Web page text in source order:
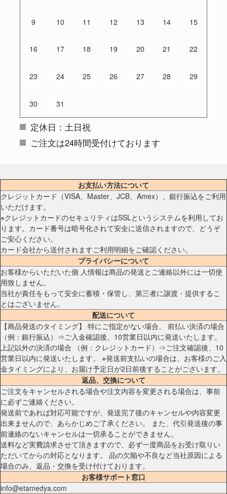
9 10 11 12 13 14 15
16 17 18 19 20 21 22
23 24 25 26 27 28 29
30 31
定休日：土日祝
ご注文は24時間受付けております
お支払い方法について
クレジットカード（VISA、Master、JCB、Amex）、銀行振込をご利用
いただけます。
※クレジットカードのセキュリティはSSLというシステムを利用してお
ります。カード番号は暗号化されて安全に送信されますので、どうぞ
ご安心ください。
カード会社から送付されますご利用明細をご確認ください。
プライバシーについて
お客様からいただいた個 人情報は商品の発送とご連絡以外には一切使
用致しません。
当社が責任をもって安全に蓄積・保管し、第三者に譲渡・提供するこ
とはございません。
配送について
【商品発送のタイミング】 特にご指定がない場合、 前払い決済の場合
（例：銀行振込）⇒ご入金確認後、10営業日以内に発送いたします。
上記以外の決済の場合 （例：クレジットカード）⇒ご注文確認後、10
営業日以内に発送いたします。 ※発送前支払いの場合は、お客様のご入
金タイミングにより、お届け予定日が2日前後することがございます。
返品、交換について
ご注文をキャンセルされる場合や注文内容を変更される場合は、事前
に必ずご連絡ください。
発送前であれば対応可能ですが、発送完了後のキャンセルや内容変更
出来ませんので、あらかじめご了承ください。 また、代引発送後の事
前連絡のないキャンセルは一切承ることができません。
送料など実費請求させて頂きますので、必ず一度商品をお受け取りい
ただいてからの対応となります。 品の欠陥や不良など当社原因による
場合のみ、返品・交換を受け付けております。
お客様サポート窓口
info@etamedya.com